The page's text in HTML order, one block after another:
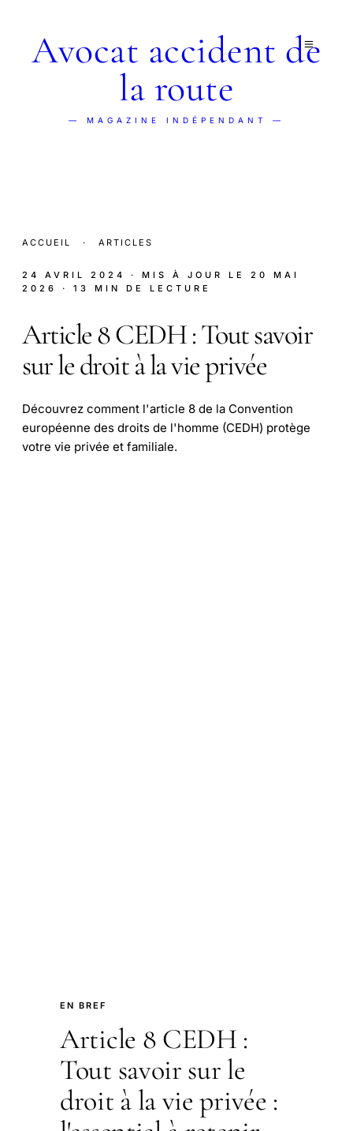
Avocat accident de
la route
— MAGAZINE INDÉPENDANT —
ACCUEIL · ARTICLES
24 AVRIL 2024 · MIS À JOUR LE 20 MAI
2026
· 13 MIN DE LECTURE
Article 8 CEDH : Tout savoir
sur le droit à la vie privée
Découvrez comment l'article 8 de la Convention
européenne des droits de l'homme (CEDH) protège
votre vie privée et familiale.
EN BREF
Article 8 CEDH :
Tout savoir sur le
droit à la vie privée :